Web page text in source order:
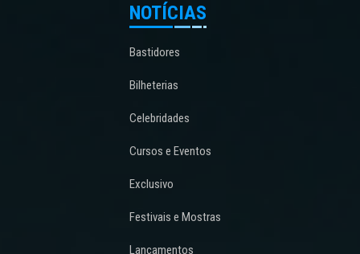
NOTÍCIAS
Bastidores
Bilheterias
Celebridades
Cursos e Eventos
Exclusivo
Festivais e Mostras
Lançamentos